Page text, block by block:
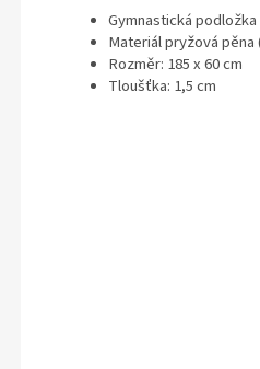
Gymnastická podložka
Materiál pryžová pěna
Rozměr: 185 x 60 cm
Tloušťka: 1,5 cm